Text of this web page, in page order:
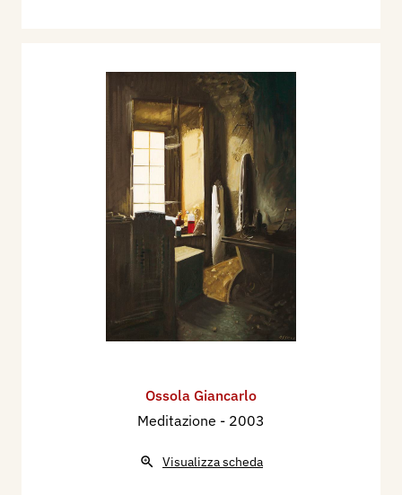
Ossola Giancarlo
Meditazione - 2003
Visualizza scheda